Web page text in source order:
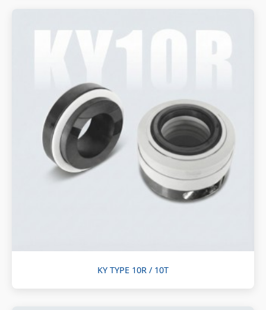
KY TYPE 10R / 10T